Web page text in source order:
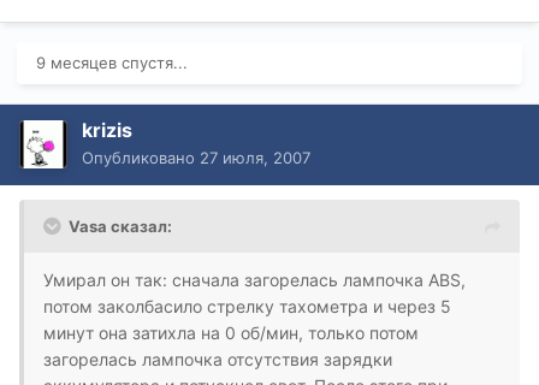
9 месяцев спустя...
krizis
Опубликовано 27 июля, 2007
Vasa сказал:
Умирал он так: сначала загорелась лампочка ABS,
потом заколбасило стрелку тахометра и через 5
минут она затихла на 0 об/мин, только потом
загорелась лампочка отсутствия зарядки